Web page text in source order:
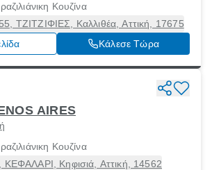
Κουζίνα
ΤΖΙΤΖΙΦΙΕΣ, Καλλιθέα, Αττική, 17675
Κάλεσε Τώρα
AIRES
Κουζίνα
ΚΕΦΑΛΑΡΙ, Κηφισιά, Αττική, 14562